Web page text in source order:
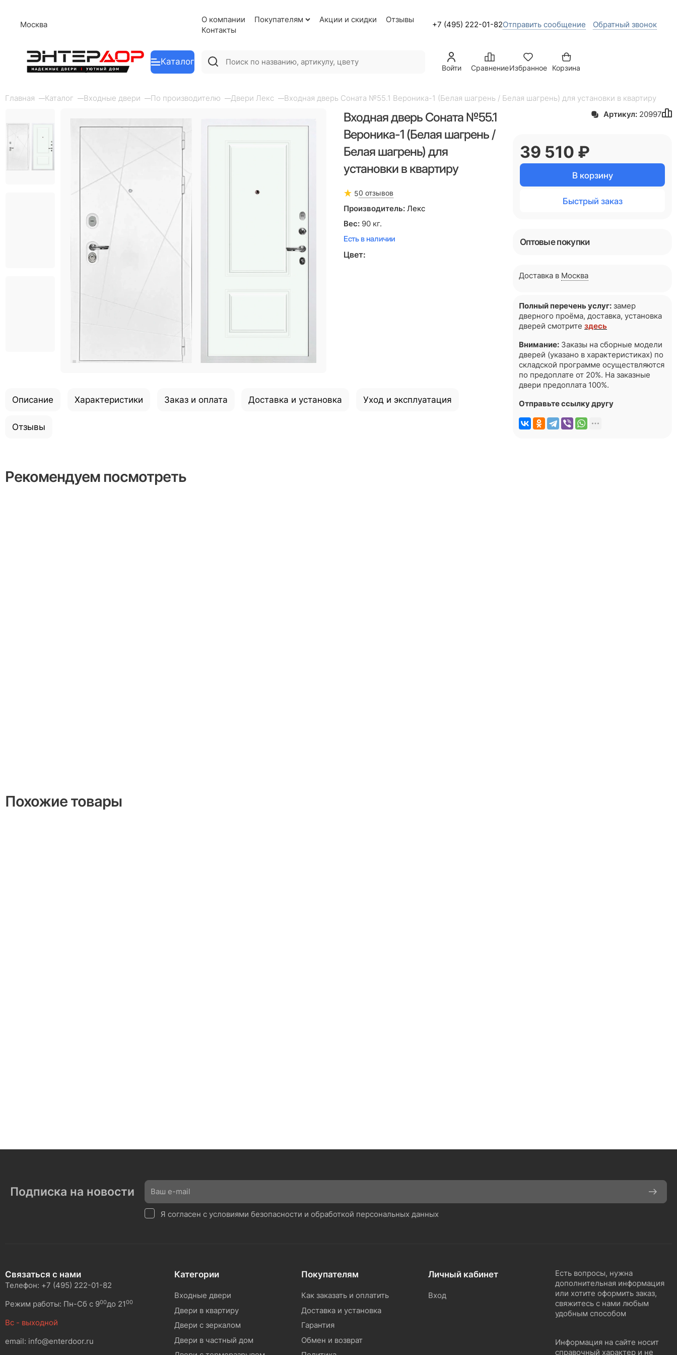
Москва
О компании Покупателям Акции и скидки
Отзывы
Контакты
+7 (495) 222-01-82Отправить сообщение Обратный звонок
Каталог
Войти СравнениеИзбранное Корзина
Главная Каталог Входные двери По производителю Двери Лекс Входная дверь Соната №55.1 Вероника-1 (Белая шагрень / Белая шагрень) для установки в квартиру
Входная дверь Соната №55.1
Вероника-1 (Белая шагрень /
Белая шагрень) для
установки в квартиру
50 отзывов
Производитель: Лекс
Вес: 90 кг.
Есть в наличии
Цвет:
Описание Характеристики Заказ и оплата Доставка и установка Уход и эксплуатация
Отзывы
Рекомендуем посмотреть
Похожие товары
Артикул: 20997
39 510 ₽
В корзину
Быстрый заказ
Оптовые покупки
Доставка в Москва
Полный перечень услуг: замер
дверного проёма, доставка, установка
дверей смотрите здесь
Внимание: Заказы на сборные модели
дверей (указано в характеристиках) по
складской программе осуществляются
по предоплате от 20%. На заказные
двери предоплата 100%.
Отправьте ссылку другу
Подписка на новости
Я согласен с условиями безопасности и обработкой персональных данных
Связаться с нами
Телефон: +7 (495) 222-01-82
Режим работы: Пн-Сб с 900до 2100
Вс - выходной
email: info@enterdoor.ru
Категории
Входные двери
Двери в квартиру
Двери с зеркалом
Двери в частный дом
Покупателям
Как заказать и оплатить
Доставка и установка
Гарантия
Обмен и возврат
Личный кабинет
Вход
Есть вопросы, нужна
дополнительная информация
или хотите оформить заказ,
свяжитесь с нами любым
удобным способом
Информация на сайте носит
справочный характер и не